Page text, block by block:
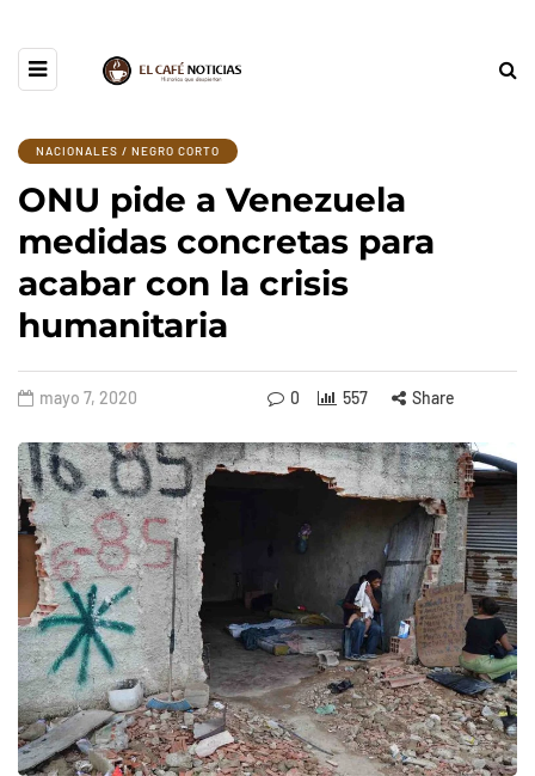
NACIONALES / NEGRO CORTO
ONU pide a Venezuela
medidas concretas para
acabar con la crisis
humanitaria
mayo 7, 2020 0 557 Share